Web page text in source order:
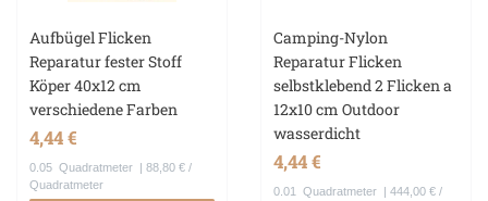
Aufbügel Flicken
Reparatur fester Stoff
Köper 40x12 cm
verschiedene Farben
4,44 €
0.05 Quadratmeter
| 88,80 € /
Quadratmeter
Camping-Nylon
Reparatur Flicken
selbstklebend 2 Flicken a
12x10 cm Outdoor
wasserdicht
4,44 €
0.01 Quadratmeter
| 444,00 € /